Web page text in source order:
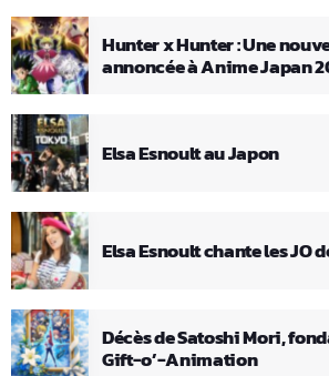
Hunter x Hunter : Une
annoncée à Anime Japan
Elsa Esnoult au Japon
Elsa Esnoult chante les JO
Décès de Satoshi Mori,
Gift-o’-Animation